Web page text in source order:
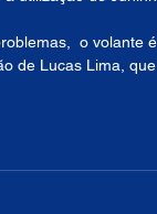
o volante
de Lucas Lima,